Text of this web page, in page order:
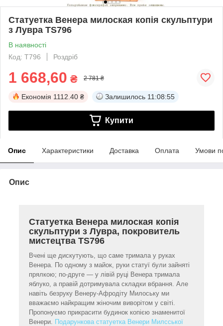
Статуетка Венера милоская копія скульптури
з Лувра TS796
В наявності
Код: T796
Роздріб
1 668,60 ₴ 2 781 ₴
Економія 1112.40 ₴ Залишилось 11:08:55
Купити
Опис Характеристики Доставка Оплата Умови
Опис
Статуетка Венера милоская копія
скульптури з Лувра, покровитель
мистецтва TS796
Вчені ще дискутують, що саме тримала у руках
Венера. По одному з майок, руки статуї були зайняті
прялкою; по-друге — у лівій руці Венера тримала
яблуко, а правій дотримувала складки вбрання. Але
навіть безруку Венеру-Афродіту Милоську ми
вважаємо найкращим жіночим виворітом у світі.
Пропонуємо прикрасити будинок копією знаменитої
Венери.
Подарункова статуетка Венери Милсської